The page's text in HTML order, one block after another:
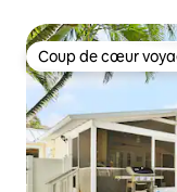
Coup de cœur
Coup de cœur